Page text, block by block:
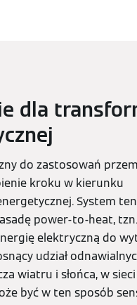
dla
do zastosowań
kroku w kierunku
System ten
power-to-heat, tzn.
elektryczną do
udział
wiatru i słońca, w sieci
być w ten sposób